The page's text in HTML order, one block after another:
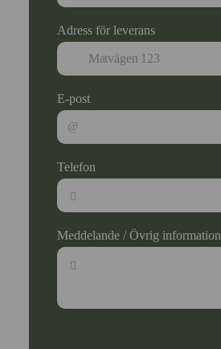
Adress för leverans
E-post
Telefon
Meddelande / Övrig information